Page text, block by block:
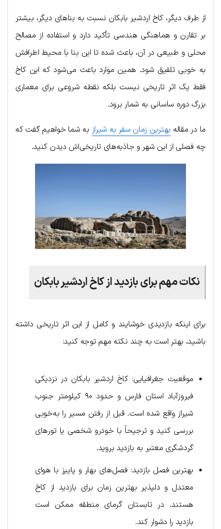
از طرف دیگر، کاخ اردشیر بابکان نسبت به بناهای دیگر، بیشتر
بر تقارن و هماهنگی هندسی تأکید دارد و استفاده از مصالح
محلی و طبیعی در آن، باعث شده تا این بنا با محیط اطرافش
به خوبی تلفیق شود. همین موارد باعث می‌شود که این کاخ
فقط یک اثر تاریخی نیست بلکه نقطه شروعی برای معماری
بزرگ دوره ساسانی به شمار برود.
ما در مقاله بهترین زمان سفر به شیراز به شما خواهیم گفت که
چه فصلی از این شهر و جاذبه‌های تاریخی‌اش دیدن کنید.
نکات مهم برای بازدید از کاخ اردشیر بابکان
برای اینکه بازدیدی خوشایند و کامل از این اثر تاریخی داشته
باشید، بهتر است به چند نکته مهم توجه کنید:
موقعیت جغرافیایی: کاخ اردشیر بابکان در نزدیکی
فیروزآباد استان فارس و حدود ۹۰ کیلومتر جنوب
شیراز واقع شده است. قبل از رفتن مسیر را به‌خوبی
بررسی کنید و ترجیحاً با خودرو شخصی یا تورهای
گردشگری معتبر به بازدید بروید.
بهترین فصل بازدید: فصل‌های بهار و پاییز با هوای
معتدل و دلپذیر بهترین زمان برای بازدید از کاخ
هستند. در تابستان گرمای منطقه ممکن است
بازدید را دشوار کند.